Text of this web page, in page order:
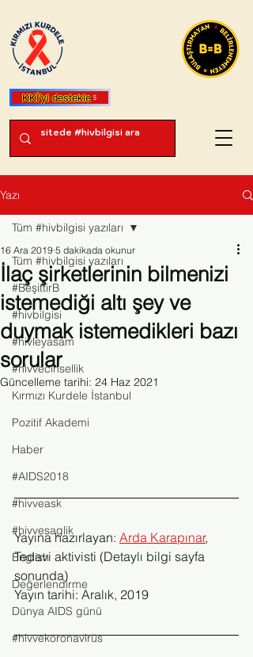
KKİ'yi destekle
Yazı
Tüm #hivbilgisi yazıları
#BeşittirB
#hivbilgisi
#hivleyasam
#hivvecinsellik
Kırmızı Kurdele İstanbul
Pozitif Akademi
Haber
#AIDS2018
#hivveask
#hivvesaglik
English
Değerlendirme
Dünya AIDS günü
#hivvekoronavirüs
Tüm #hivbilgisi yazıları
İlaç şirketlerinin bilmenizi
istemediği altı şey ve
duymak istemedikleri bazı
sorular
16 Ara 2019 5 dakikada okunur
Güncelleme tarihi: 24 Haz 2021
Yayına hazırlayan: Arda Karapınar,
Tedavi aktivisti (Detaylı bilgi sayfa
sonunda)
Yayın tarihi: Aralık, 2019